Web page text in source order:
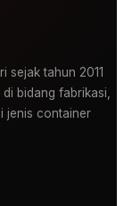
sejak tahun 2011
bidang fabrikasi,
jenis container